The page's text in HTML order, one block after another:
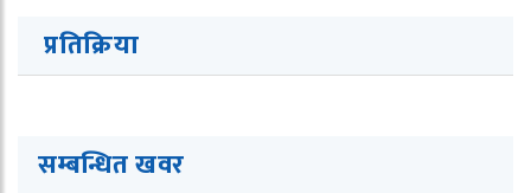
प्रतिक्रिया
सम्बन्धित खवर